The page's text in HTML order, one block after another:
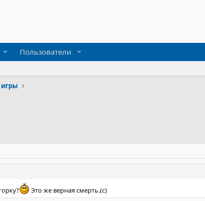
Пользователи
Это же верная смерть.(с)